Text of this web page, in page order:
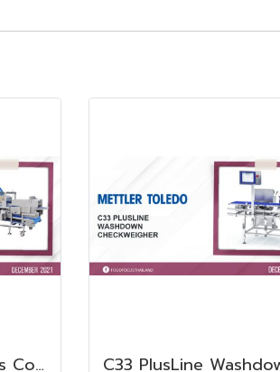
Fresh Bread Crumbs Coating Machine